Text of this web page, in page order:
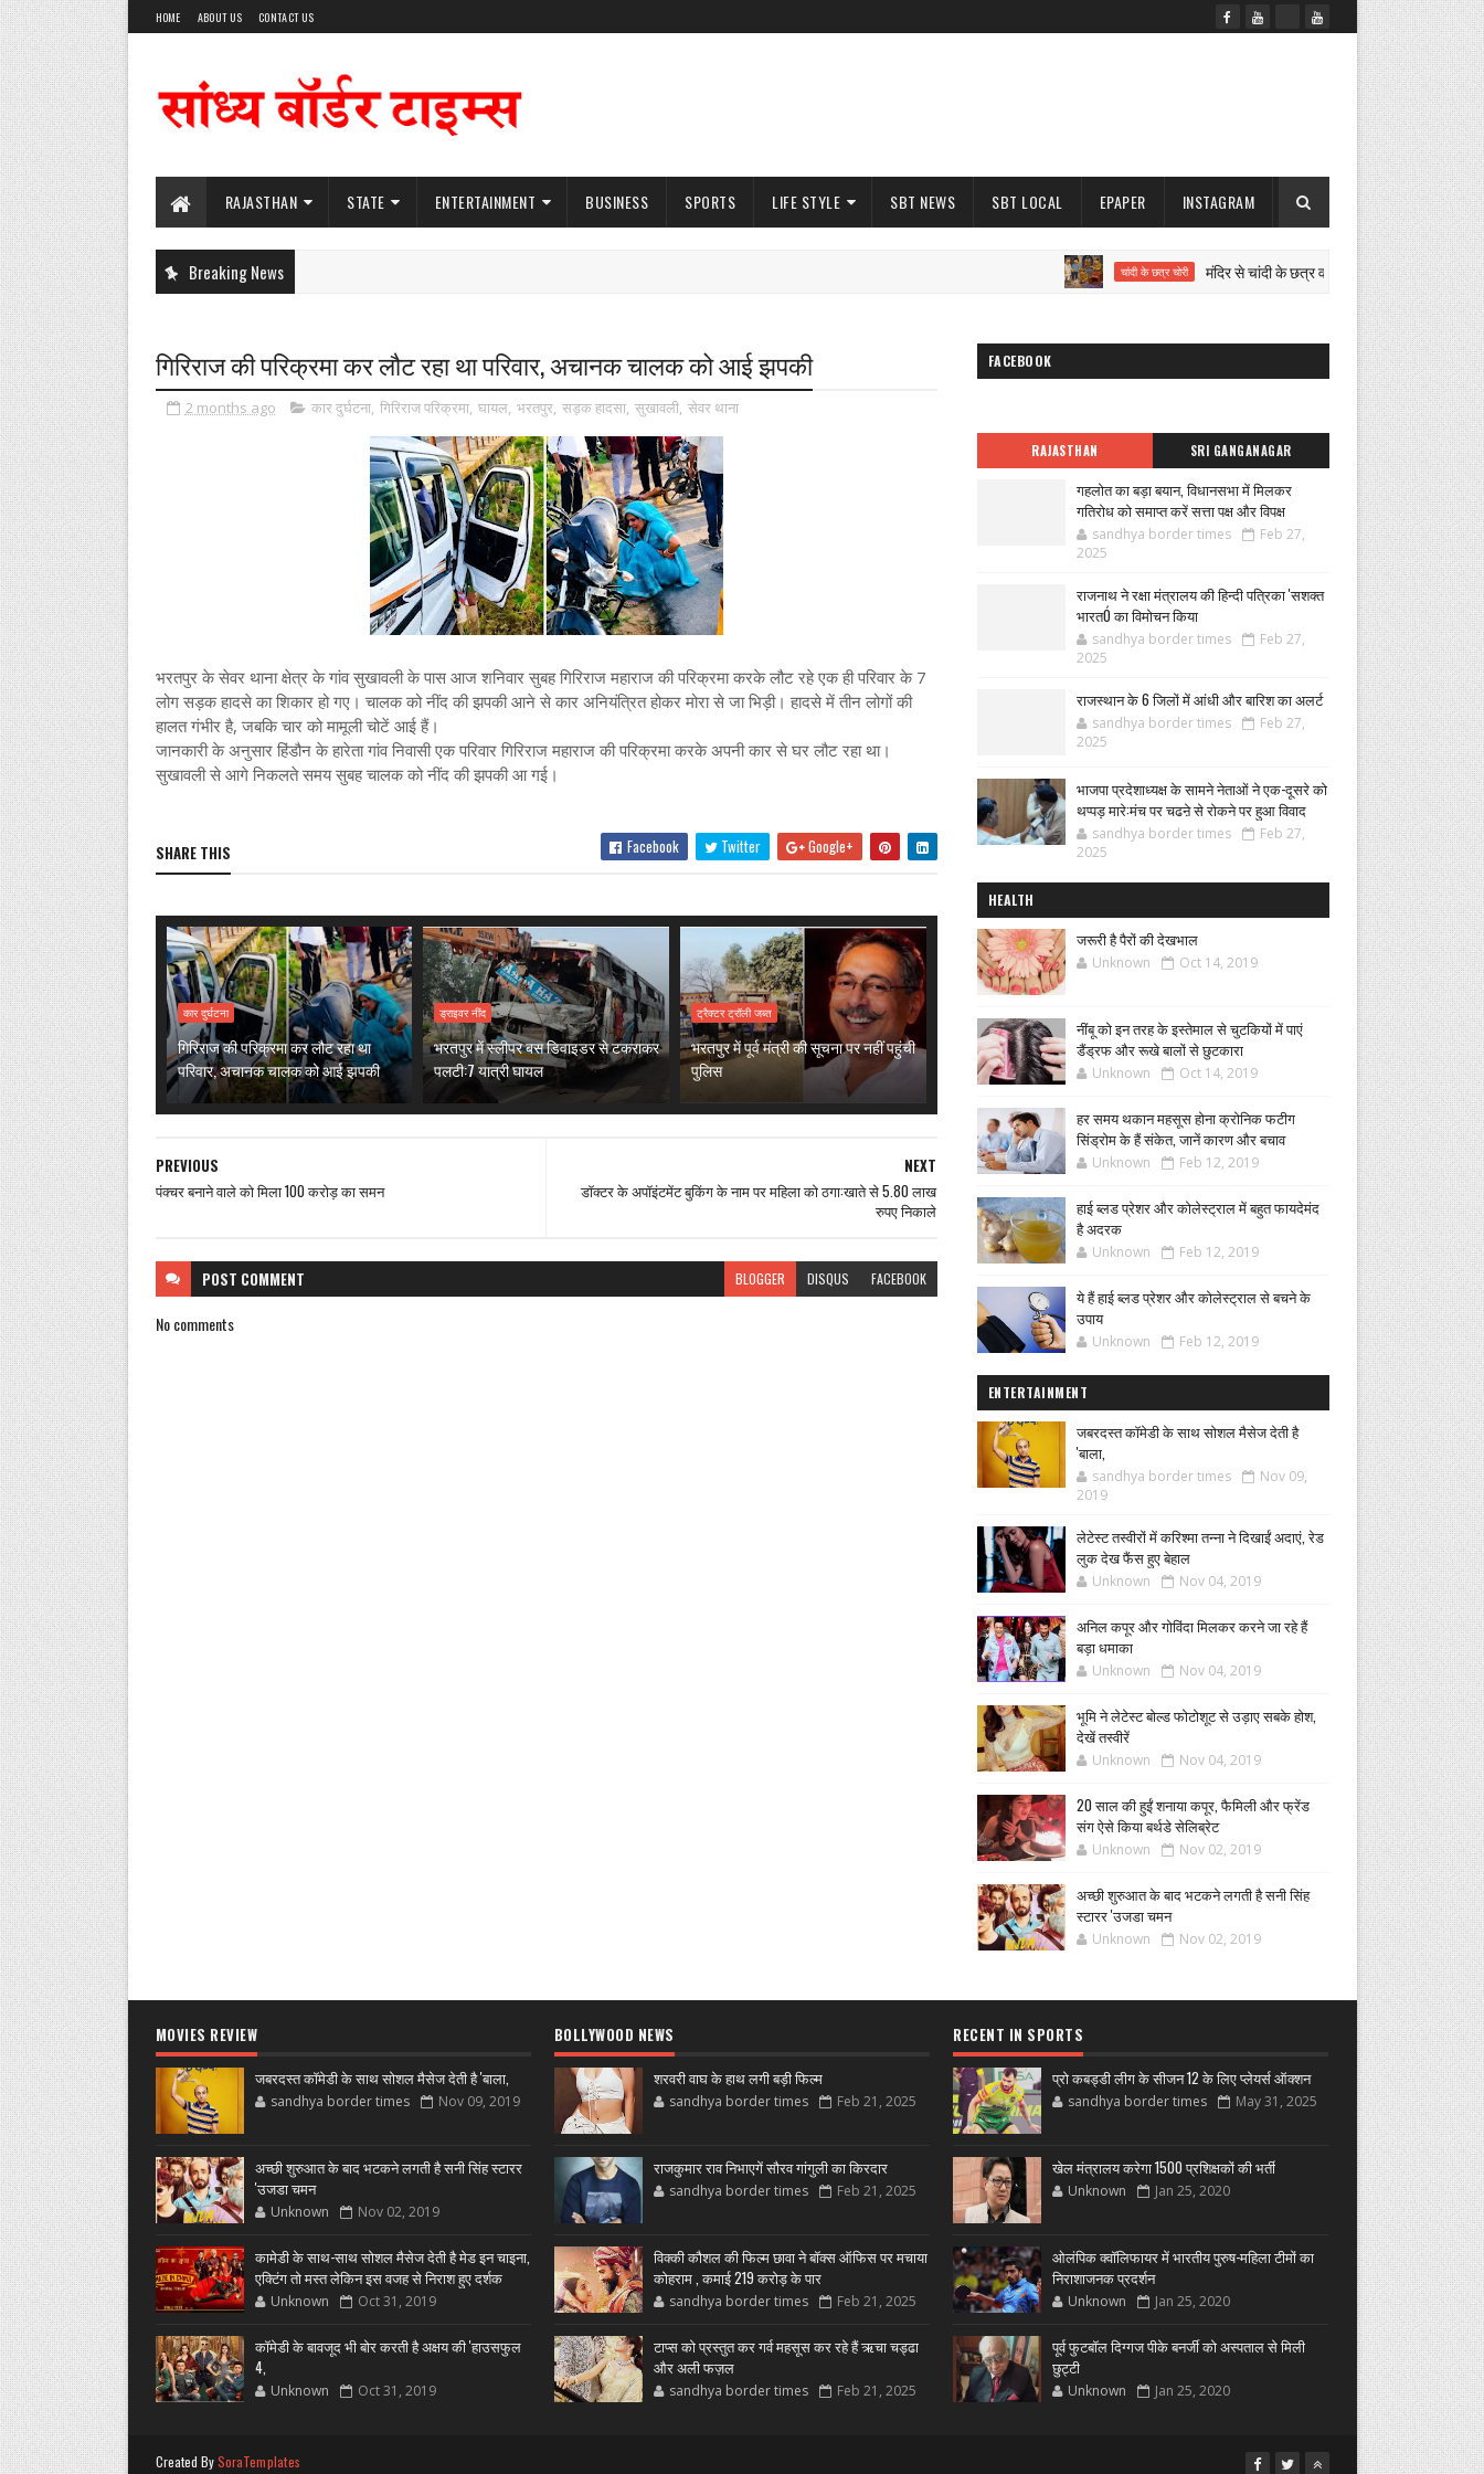
HOME ABOUT US CONTACT US
RAJASTHAN STATE ENTERTAINMENT BUSINESS SPORTS LIFE STYLE SBT NEWS SBT LOCAL EPAPER INSTAGRAM
Breaking News चांदी के छत्र चोरी मंदिर से चांदी के छत्र व गुल्लक चोरी झाबर
गिरिराज की परिक्रमा कर लौट रहा था परिवार, अचानक चालक को आई झपकी
2 months ago कार दुर्घटना, गिरिराज परिक्रमा, घायल, भरतपुर, सड़क हादसा, सुखावली, सेवर थाना
भरतपुर के सेवर थाना क्षेत्र के गांव सुखावली के पास आज शनिवार सुबह गिरिराज महाराज की परिक्रमा करके लौट रहे एक ही परिवार के 7
लोग सड़क हादसे का शिकार हो गए। चालक को नींद की झपकी आने से कार अनियंत्रित होकर मोरा से जा भिड़ी। हादसे में तीन लोगों की
हालत गंभीर है, जबकि चार को मामूली चोटें आई हैं।
जानकारी के अनुसार हिंडौन के हारेता गांव निवासी एक परिवार गिरिराज महाराज की परिक्रमा करके अपनी कार से घर लौट रहा था।
सुखावली से आगे निकलते समय सुबह चालक को नींद की झपकी आ गई।
SHARE THIS Facebook Twitter Google+
कार दुर्घटना
गिरिराज की परिक्रमा कर लौट रहा था
परिवार, अचानक चालक को आई झपकी
ड्राइवर नींद
भरतपुर में स्लीपर बस डिवाइडर से टकराकर
पलटी:7 यात्री घायल
ट्रैक्टर ट्रॉली जब्त
भरतपुर में पूर्व मंत्री की सूचना पर नहीं पहुंची
पुलिस
NEXT
डॉक्टर के अपॉइंटमेंट बुकिंग के नाम पर महिला को ठगा:खाते से 5.80 लाख
रुपए निकाले
PREVIOUS
पंक्चर बनाने वाले को मिला 100 करोड़ का समन
POST COMMENT BLOGGER DISQUS FACEBOOK
No comments
FACEBOOK
RAJASTHAN SRI GANGANAGAR
गहलोत का बड़ा बयान, विधानसभा में मिलकर
गतिरोध को समाप्त करें सत्ता पक्ष और विपक्ष
sandhya border times
Feb 27,
2025
राजनाथ ने रक्षा मंत्रालय की हिन्दी पत्रिका 'सशक्त
भारतÓ का विमोचन किया
sandhya border times
Feb 27,
2025
राजस्थान के 6 जिलों में आंधी और बारिश का अलर्ट
sandhya border times
Feb 27,
2025
भाजपा प्रदेशाध्यक्ष के सामने नेताओं ने एक-दूसरे को
थप्पड़ मारे:मंच पर चढऩे से रोकने पर हुआ विवाद
sandhya border times
Feb 27,
2025
HEALTH
जरूरी है पैरों की देखभाल
Unknown Oct 14, 2019
नींबू को इन तरह के इस्तेमाल से चुटकियों में पाएं
डैंड्रफ और रूखे बालों से छुटकारा
Unknown Oct 14, 2019
हर समय थकान महसूस होना क्रोनिक फटीग
सिंड्रोम के हैं संकेत, जानें कारण और बचाव
Unknown Feb 12, 2019
हाई ब्लड प्रेशर और कोलेस्ट्राल में बहुत फायदेमंद
है अदरक
Unknown Feb 12, 2019
ये हैं हाई ब्लड प्रेशर और कोलेस्ट्राल से बचने के
उपाय
Unknown Feb 12, 2019
ENTERTAINMENT
जबरदस्त कॉमेडी के साथ सोशल मैसेज देती है
'बाला,
sandhya border times
Nov 09,
2019
लेटेस्ट तस्वीरों में करिश्मा तन्ना ने दिखाईं अदाएं, रेड
लुक देख फैंस हुए बेहाल
Unknown Nov 04, 2019
अनिल कपूर और गोविंदा मिलकर करने जा रहे हैं
बड़ा धमाका
Unknown Nov 04, 2019
भूमि ने लेटेस्ट बोल्ड फोटोशूट से उड़ाए सबके होश,
देखें तस्वीरें
Unknown Nov 04, 2019
20 साल की हुईं शनाया कपूर, फैमिली और फ्रेंड
संग ऐसे किया बर्थडे सेलिब्रेट
Unknown Nov 02, 2019
अच्छी शुरुआत के बाद भटकने लगती है सनी सिंह
स्टारर 'उजडा चमन
Unknown Nov 02, 2019
MOVIES REVIEW
जबरदस्त कॉमेडी के साथ सोशल मैसेज देती है 'बाला,
sandhya border times Nov 09, 2019
अच्छी शुरुआत के बाद भटकने लगती है सनी सिंह स्टारर
'उजडा चमन
Unknown Nov 02, 2019
कामेडी के साथ-साथ सोशल मैसेज देती है मेड इन चाइना,
एक्टिंग तो मस्त लेकिन इस वजह से निराश हुए दर्शक
Unknown Oct 31, 2019
कॉमेडी के बावजूद भी बोर करती है अक्षय की 'हाउसफुल
4,
Unknown Oct 31, 2019
BOLLYWOOD NEWS
शरवरी वाघ के हाथ लगी बड़ी फिल्म
sandhya border times Feb 21, 2025
राजकुमार राव निभाएगें सौरव गांगुली का किरदार
sandhya border times Feb 21, 2025
विक्की कौशल की फिल्म छावा ने बॉक्स ऑफिस पर मचाया
कोहराम , कमाई 219 करोड़ के पार
sandhya border times Feb 21, 2025
टाप्स को प्रस्तुत कर गर्व महसूस कर रहे हैं ऋचा चड्ढा
और अली फज़ल
sandhya border times Feb 21, 2025
RECENT IN SPORTS
प्रो कबड्डी लीग के सीजन 12 के लिए प्लेयर्स ऑक्शन
sandhya border times May 31, 2025
खेल मंत्रालय करेगा 1500 प्रशिक्षकों की भर्ती
Unknown Jan 25, 2020
ओलंपिक क्वॉलिफायर में भारतीय पुरुष-महिला टीमों का
निराशाजनक प्रदर्शन
Unknown Jan 25, 2020
पूर्व फुटबॉल दिग्गज पीके बनर्जी को अस्पताल से मिली
छुट्टी
Unknown Jan 25, 2020
Created BySoraTemplates